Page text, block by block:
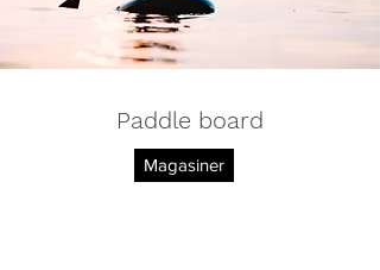
Paddle board
Magasiner